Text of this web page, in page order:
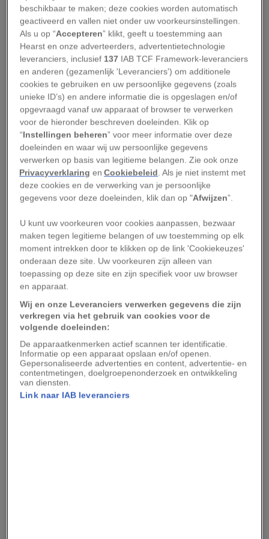
In de periode dat honden gedomesticeerd
raakten, ontwikkelden ze bijnamenselijke sociale
en cognitieve vaardigheden. Ze begonnen zich te
gedragen als baby’s en begonnen zelfs op ze te
lijken, dus gingen onze hersenen ze ook zien als
baby’s.
Zachary Silver, directeur van het
onderzoekslaboratorium hondencognitie aan
Occidental College (VS), is dan ook niet verbaasd
dat wij mensen zo verzot zijn op onze
viervoeters. ‘De honden van tegenwoordig zijn
uitgezocht om op ons ingespeeld te zijn,’ legt
Silver uit.
Natuurlijk instinct
Alison LaCoss, moeder van drie, zegt dat ze vanaf
het moment dat ze beviel van haar kinderen een
overweldigende drang voelde om van hen te
houden en te beschermen. Een soortgelijk
gevoel kreeg ze toen ze Shio, een Pyrenese
berghond van één jaar oud, en poedelpuppy
beschikbaar te maken; deze cookies worden automatisch
geactiveerd en vallen niet onder uw voorkeursinstellingen.
Als u op “Accepteren” klikt, geeft u toestemming aan
Hearst en onze adverteerders, advertentietechnologie
leveranciers, inclusief 137 IAB TCF Framework-leveranciers
en anderen (gezamenlijk 'Leveranciers') om additionele
cookies te gebruiken en uw persoonlijke gegevens (zoals
unieke ID’s) en andere informatie die is opgeslagen en/of
opgevraagd vanaf uw apparaat of browser te verwerken
voor de hieronder beschreven doeleinden. Klik op
“Instellingen beheren” voor meer informatie over deze
doeleinden en waar wij uw persoonlijke gegevens
verwerken op basis van legitieme belangen. Zie ook onze
Privacyverklaring enCookiebeleid. Als je niet instemt met
deze cookies en de verwerking van je persoonlijke
gegevens voor deze doeleinden, klik dan op "Afwijzen”.
U kunt uw voorkeuren voor cookies aanpassen, bezwaar
maken tegen legitieme belangen of uw toestemming op elk
moment intrekken door te klikken op de link 'Cookiekeuzes'
onderaan deze site. Uw voorkeuren zijn alleen van
toepassing op deze site en zijn specifiek voor uw browser
en apparaat.
Wij en onze Leveranciers verwerken gegevens die zijn
verkregen via het gebruik van cookies voor de
volgende doeleinden:
De apparaatkenmerken actief scannen ter identificatie.
Informatie op een apparaat opslaan en/of openen.
Gepersonaliseerde advertenties en content, advertentie- en
contentmetingen, doelgroepenonderzoek en ontwikkeling
van diensten.
Link naar IAB leveranciers